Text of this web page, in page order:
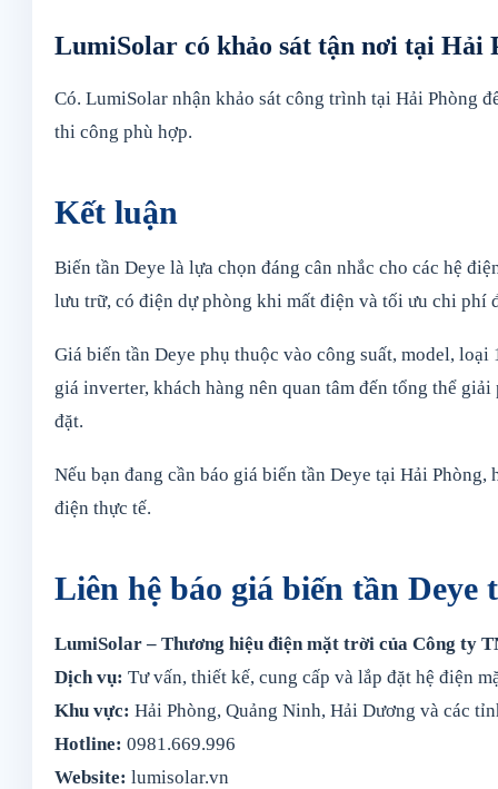
LumiSolar có khảo sát tận nơi tại Hải
Có. LumiSolar nhận khảo sát công trình tại Hải Phòng
thi công phù hợp.
Kết luận
Biến tần Deye là lựa chọn đáng cân nhắc cho các hệ
lưu trữ, có điện dự phòng khi mất điện và tối ưu chi phí
Giá biến tần Deye phụ thuộc vào công suất, model,
giá inverter, khách hàng nên quan tâm đến tổng thể
đặt.
Nếu bạn đang cần báo giá biến tần Deye tại Hải
điện thực tế.
Liên hệ báo giá biến tần Deye
LumiSolar – Thương hiệu điện mặt trời của Công ty
Dịch vụ: Tư vấn, thiết kế, cung cấp và lắp đặt hệ điện
Khu vực: Hải Phòng, Quảng Ninh, Hải Dương và các
Hotline: 0981.669.996
Website: lumisolar.vn